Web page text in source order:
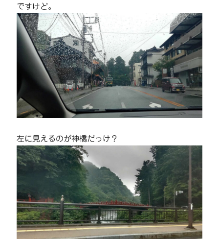
ですけど。
左に見えるのが神橋だっけ？